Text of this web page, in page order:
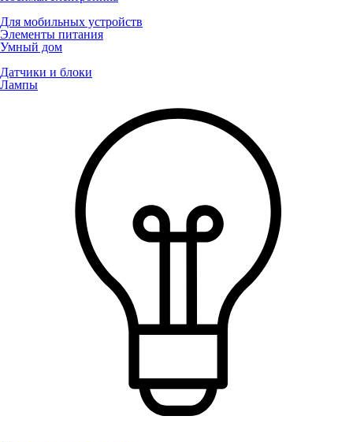
Для мобильных устройств
Элементы питания
Умный дом
Датчики и блоки
Лампы